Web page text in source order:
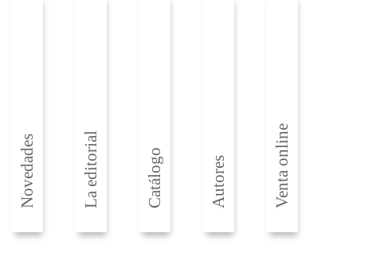
Novedades La editorial Catálogo Autores Venta online